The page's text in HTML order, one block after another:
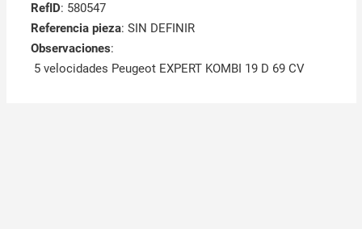
RefID: 580547
Referencia pieza: SIN DEFINIR
Observaciones:
5 velocidades Peugeot EXPERT KOMBI 19 D 69 CV